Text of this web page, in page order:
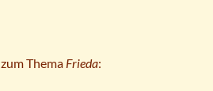
zum Thema Frieda: